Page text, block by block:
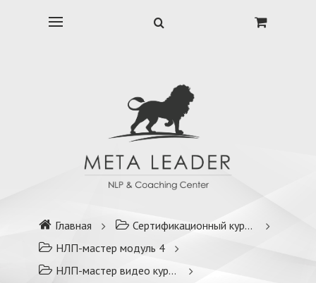
Главная
Сертификационный курс НЛП-мастер
НЛП-мастер модуль 4
НЛП-мастер видео курс модуль 4